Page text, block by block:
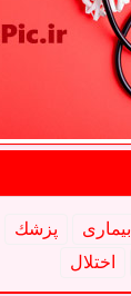
بیماری پزشك
اختلال